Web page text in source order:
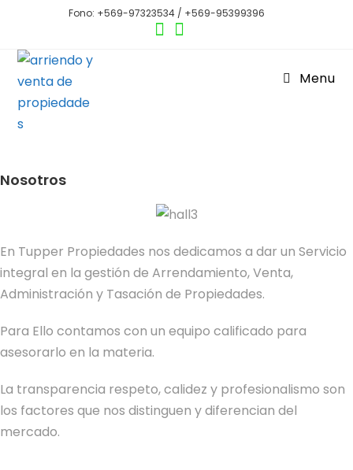
Fono: +569-97323534 / +569-95399396
Menu
Nosotros
En Tupper Propiedades nos dedicamos a dar un Servicio
integral en la gestión de Arrendamiento, Venta,
Administración y Tasación de Propiedades.
Para Ello contamos con un equipo calificado para
asesorarlo en la materia.
La transparencia respeto, calidez y profesionalismo son
los factores que nos distinguen y diferencian del
mercado.